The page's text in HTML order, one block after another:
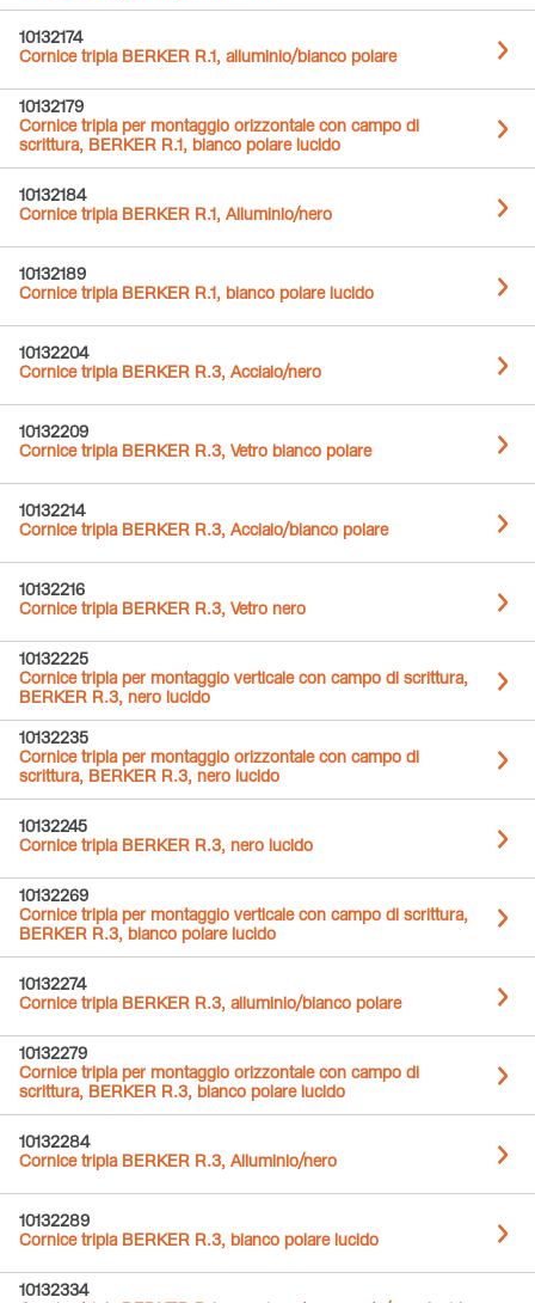
10132174
Cornice tripla BERKER R.1, alluminio/bianco polare
10132179
Cornice tripla per montaggio orizzontale con campo di
scrittura, BERKER R.1, bianco polare lucido
10132184
Cornice tripla BERKER R.1, Alluminio/nero
10132189
Cornice tripla BERKER R.1, bianco polare lucido
10132204
Cornice tripla BERKER R.3, Acciaio/nero
10132209
Cornice tripla BERKER R.3, Vetro bianco polare
10132214
Cornice tripla BERKER R.3, Acciaio/bianco polare
10132216
Cornice tripla BERKER R.3, Vetro nero
10132225
Cornice tripla per montaggio verticale con campo di scrittura,
BERKER R.3, nero lucido
10132235
Cornice tripla per montaggio orizzontale con campo di
scrittura, BERKER R.3, nero lucido
10132245
Cornice tripla BERKER R.3, nero lucido
10132269
Cornice tripla per montaggio verticale con campo di scrittura,
BERKER R.3, bianco polare lucido
10132274
Cornice tripla BERKER R.3, alluminio/bianco polare
10132279
Cornice tripla per montaggio orizzontale con campo di
scrittura, BERKER R.3, bianco polare lucido
10132284
Cornice tripla BERKER R.3, Alluminio/nero
10132289
Cornice tripla BERKER R.3, bianco polare lucido
10132334